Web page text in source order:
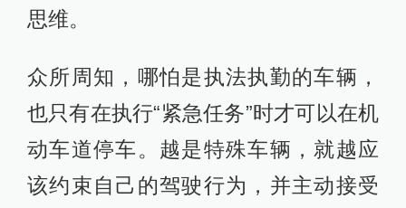
思维。
众所周知，哪怕是执法执勤的车辆，
也只有在执行“紧急任务”时才可以在机
动车道停车。越是特殊车辆，就越应
该约束自己的驾驶行为，并主动接受